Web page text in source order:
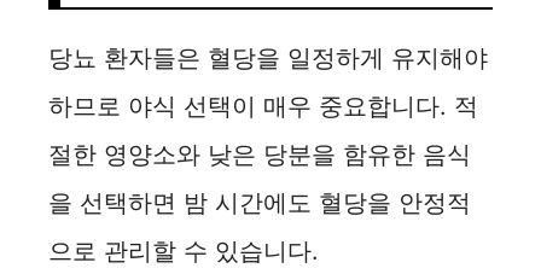
당뇨 환자들은 혈당을 일정하게 유지해야
하므로 야식 선택이 매우 중요합니다. 적
절한 영양소와 낮은 당분을 함유한 음식
을 선택하면 밤 시간에도 혈당을 안정적
으로 관리할 수 있습니다.